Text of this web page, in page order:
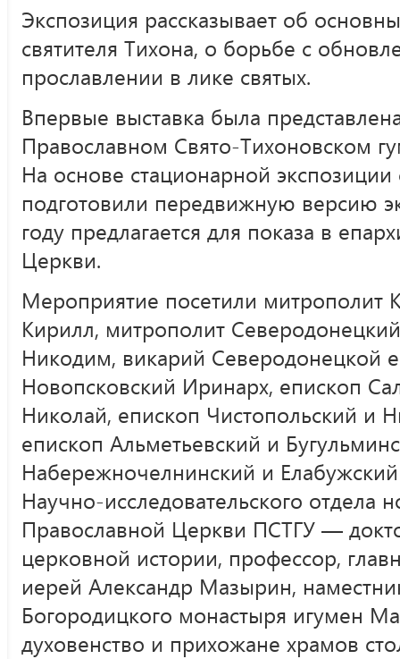
Экспозиция рассказывает об
святителя Тихона, о борьбе с
прославлении в лике святых.
Впервые выставка была
Православном Свято-Тихоновском
На основе стационарной
подготовили передвижную версию
году предлагается для показа в
Церкви.
Мероприятие посетили митрополит
Кирилл, митрополит
Никодим, викарий Северодонецкой
Новопсковский Иринарх, епископ
Николай, епископ Чистопольский и
епископ Альметьевский и
Набережночелнинский и
Научно-исследовательского отдела
Православной Церкви ПСТГУ —
церковной истории, профессор,
иерей Александр Мазырин,
Богородицкого монастыря игумен
духовенство и прихожане храмов